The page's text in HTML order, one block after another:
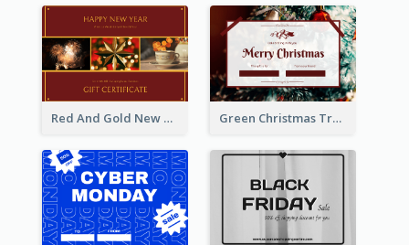
Red And Gold New Year Celebration Gift Card Green Christmas Tree Celebration Gift Card